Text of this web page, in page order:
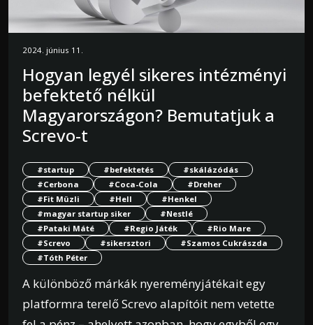
2024. június 11.
Hogyan legyél sikeres intézményi
befektető nélkül
Magyarországon? Bemutatjuk a
Screvo-t
#startup #befektetés
#skálázódás
#Cerbona
#Coca-Cola
#Dreher
#Fit Müzli
#Hell
#Henkel
#magyar startup siker
#Nestlé
#Pataki Máté
#Regio Játék
#Rio Mare
#Screvo
#sikersztori
#Szamos Cukrászda
#Tóth Péter
A különböző márkák nyereményjátékait egy
platformra terelő Screvo alapítóit nem vetette